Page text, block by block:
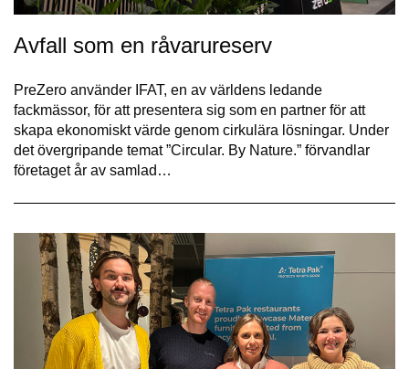
Avfall som en råvarureserv
PreZero använder IFAT, en av världens ledande
fackmässor, för att presentera sig som en partner för att
skapa ekonomiskt värde genom cirkulära lösningar. Under
det övergripande temat ”Circular. By Nature.” förvandlar
företaget år av samlad…